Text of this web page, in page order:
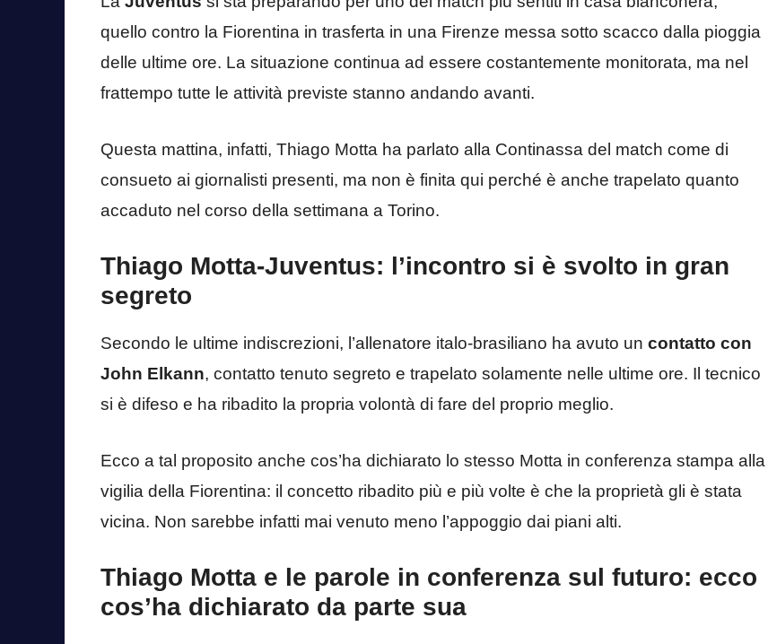
quello contro la Fiorentina in trasferta in una Firenze messa sotto scacco dalla pioggia
delle ultime ore. La situazione continua ad essere costantemente monitorata, ma nel
frattempo tutte le attività previste stanno andando avanti.
Questa mattina, infatti, Thiago Motta ha parlato alla Continassa del match come di
consueto ai giornalisti presenti, ma non è finita qui perché è anche trapelato quanto
accaduto nel corso della settimana a Torino.
Thiago Motta-Juventus: l’incontro si è svolto in gran
segreto
Secondo le ultime indiscrezioni, l’allenatore italo-brasiliano ha avuto un contatto con
John Elkann, contatto tenuto segreto e trapelato solamente nelle ultime ore. Il tecnico
si è difeso e ha ribadito la propria volontà di fare del proprio meglio.
Ecco a tal proposito anche cos’ha dichiarato lo stesso Motta in conferenza stampa alla
vigilia della Fiorentina: il concetto ribadito più e più volte è che la proprietà gli è stata
vicina. Non sarebbe infatti mai venuto meno l’appoggio dai piani alti.
Thiago Motta e le parole in conferenza sul futuro: ecco
cos’ha dichiarato da parte sua